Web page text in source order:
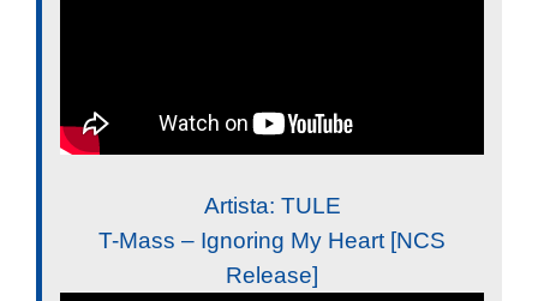
Artista: TULE
T-Mass – Ignoring My Heart [NCS
Release]